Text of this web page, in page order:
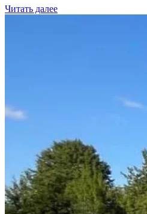
Читать далее